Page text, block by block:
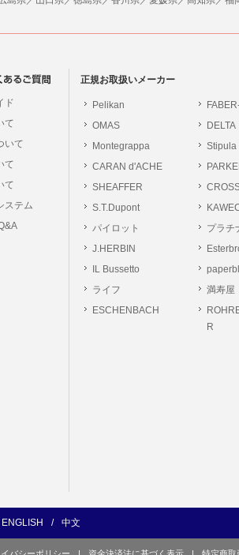
尚、シュッピン会員のお客様は、当社が保有する個
円(税別)をご本人様にご負担いただいております。
下の窓口で承ります。お問合せの内容により必要な
シュッピン株式会
Mail：
ーの購入商品の情報、及び弊社の特価商品の情報等、
購読に際し、ユーザー本人の責任においてメールマガ
、本サイトのお知らせをメールにてお送りさせていた
れない場合は、下記リンクから設定の変更を行ってく
す。
用に当たり、以下の行為を行なってはならないものと
著作権又はその他の権利を侵害する行為、及び侵害す
財産またはプライバシーを侵害する行為、及び侵害す
くは弊社に不利益又は損害を与える行為、および与え
正規お取扱いメーカー
Pelikan
OMAS
DELTA
Montegrappa
Stipula
CARAN d'ACHE
SHEAFFER
S.T.Dupont
パイロット
プラチ
J.HERBIN
IL Bussetto
ライフ
満寿屋
ESCHENBACH
R
ド
て
いて
て
て
ステム
ENGLISH / 中文